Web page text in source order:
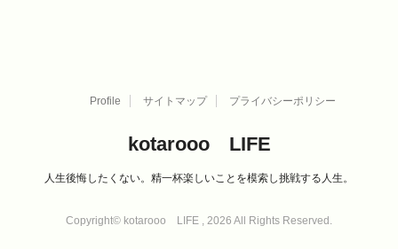
Profile サイトマップ プライバシーポリシー
kotarooo LIFE
人生後悔したくない。精一杯楽しいことを模索し挑戦する人生。
Copyright© kotarooo LIFE , 2026 All Rights Reserved.